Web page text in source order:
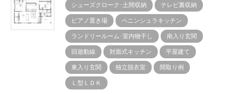
シューズクローク･土間収納 テレビ裏収納
ピアノ置き場 ペニンシュラキッチン
ランドリールーム･室内物干し 南入り玄関
回遊動線 対面式キッチン 平屋建て
東入り玄関 独立脱衣室 間取り例
Ｌ型ＬＤＫ